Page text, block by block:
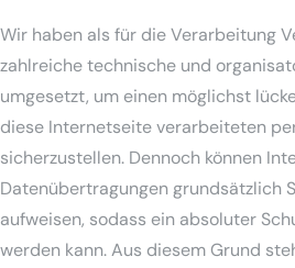
Wir haben als für die Verarbeitung
zahlreiche technische und
umgesetzt, um einen möglichst
diese Internetseite verarbeiteten
sicherzustellen. Dennoch können
Datenübertragungen grundsätzlich
aufweisen, sodass ein absoluter
werden kann. Aus diesem Grund